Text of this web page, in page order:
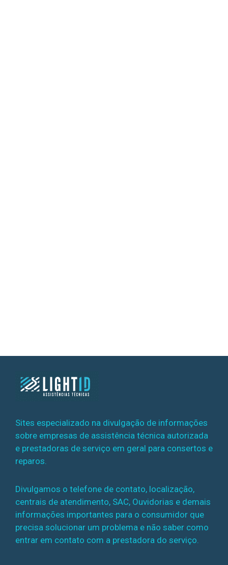
Sites especializado na divulgação de informações
sobre empresas de assistência técnica autorizada
e prestadoras de serviço em geral para consertos e
reparos.
Divulgamos o telefone de contato, localização,
centrais de atendimento, SAC, Ouvidorias e demais
informações importantes para o consumidor que
precisa solucionar um problema e não saber como
entrar em contato com a prestadora do serviço.